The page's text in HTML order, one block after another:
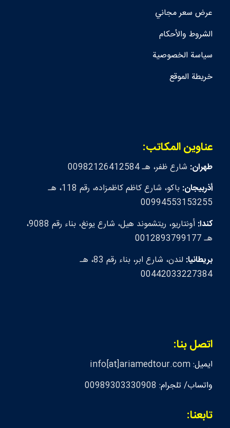
عرض سعر مجاني
الشروط والأحكام
سياسة الخصوصية
خريطة الموقع
عناوين المكاتب:
طهران: شارع ظفر، هـ 00982126412584
أذربيجان:
باكو، شارع كاظم كاظمزاده، رقم 118، هـ
00994553153255
كندا:
أونتاريو، ريتشموند هيل، شارع يونغ، بناء رقم 9088،
هـ 0012893799177
بريطانيا:
لندن، شارع ابر، بناء رقم 83، هـ
00442033227384
اتصل بنا:
ايميل:info[at]ariamedtour.com
واتساب/ تلجرام: 00989303330908
تابعنا: